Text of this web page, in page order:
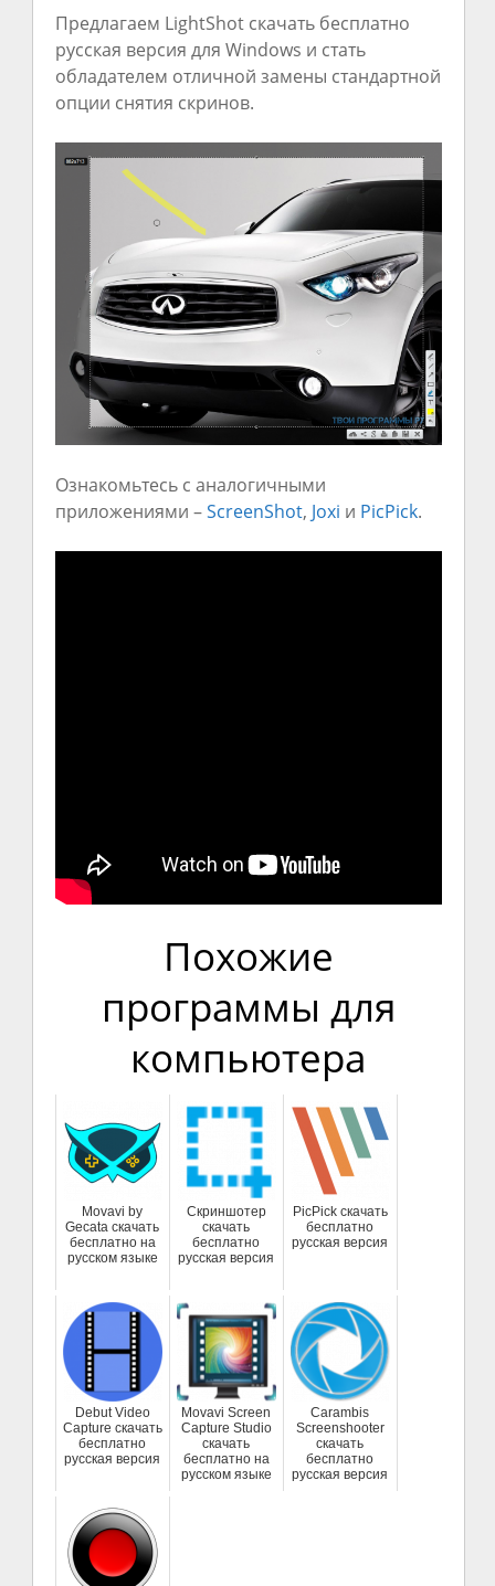
Предлагаем LightShot скачать бесплатно
русская версия для Windows и стать
обладателем отличной замены стандартной
опции снятия скринов.
Ознакомьтесь с аналогичными
приложениями –ScreenShot, Joxi и PicPick.
Похожие
программы для
компьютера
Movavi by
Gecata скачать
бесплатно на
русском языке
Скриншотер
скачать
бесплатно
русская версия
PicPick скачать
бесплатно
русская версия
Debut Video
Capture скачать
бесплатно
русская версия
Movavi Screen
Capture Studio
скачать
бесплатно на
русском языке
Carambis
Screenshooter
скачать
бесплатно
русская версия